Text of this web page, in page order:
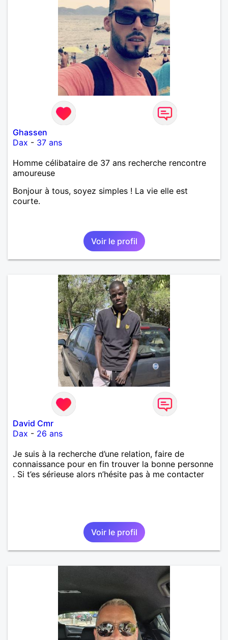
Ghassen
Dax - 37 ans
Homme célibataire de 37 ans recherche rencontre
amoureuse
Bonjour à tous, soyez simples ! La vie elle est
courte.
Voir le profil
David Cmr
Dax - 26 ans
Je suis à la recherche d’une relation, faire de
connaissance pour en fin trouver la bonne personne
. Si t’es sérieuse alors n’hésite pas à me contacter
Voir le profil